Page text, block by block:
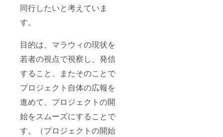
同行したいと考えていま
す。
目的は、マラウィの現状を
若者の視点で視察し、発信
すること、またそのことで
プロジェクト自体の広報を
進めて、プロジェクトの開
始をスムーズにすることで
す。（プロジェクトの開始